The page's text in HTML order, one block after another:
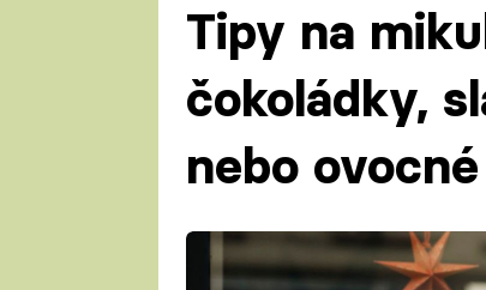
Tipy na
čokoládky,
nebo